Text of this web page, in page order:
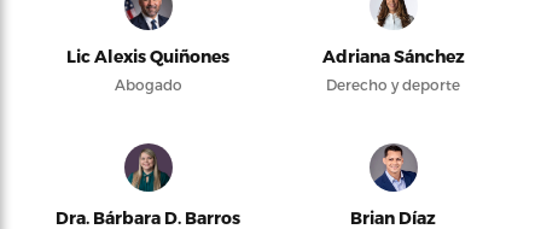
Lic Alexis Quiñones
Abogado
Adriana Sánchez
Derecho y deporte
Dra. Bárbara D. Barros Brian Díaz